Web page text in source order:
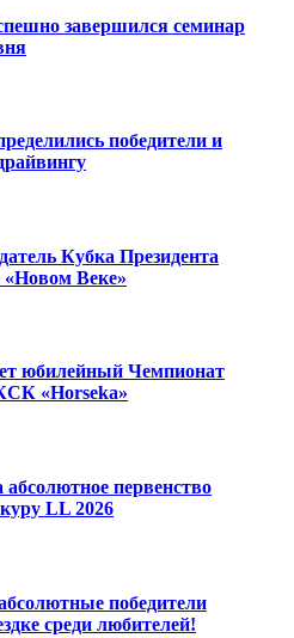
завершился семинар
победители и
Кубка Президента
«Новом Веке»
юбилейный Чемпионат
«Horseka»
первенство
LL 2026
победители
среди любителей!